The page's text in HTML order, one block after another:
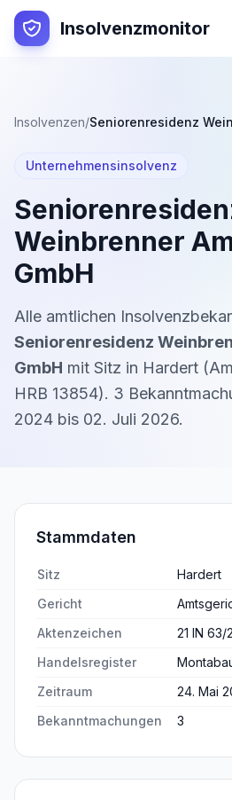
Insolvenzmonitor
Insolvenzen/
Unternehmensinsolvenz
Weinbrenner
GmbH
Alle amtlichen
Seniorenresidenz
GmbH mit Sitz in Hardert (
HRB 13854). 3
2024 bis 02. Juli 2026.
Stammdaten
Sitz
Hardert
Gericht
Aktenzeichen
21 IN 63/
Handelsregister
Zeitraum
24. Mai
Bekanntmachungen
3